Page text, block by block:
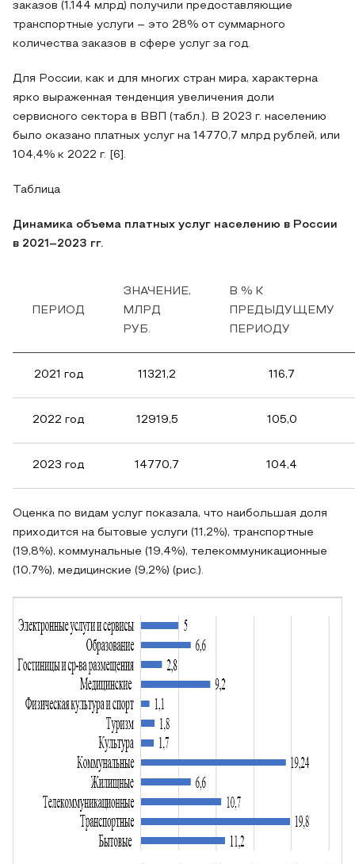
заказов (1,144 млрд) получили предоставляющие
транспортные услуги – это 28% от суммарного
количества заказов в сфере услуг за год.
Для России, как и для многих стран мира, характерна
ярко выраженная тенденция увеличения доли
сервисного сектора в ВВП (табл.). В 2023 г. населению
было оказано платных услуг на 14770,7 млрд рублей, или
104,4% к 2022 г. [6].
Таблица
Динамика объема платных услуг населению в России
в 2021–2023 гг.
ПЕРИОД
ЗНАЧЕНИЕ,
МЛРД
РУБ.
В % К
ПРЕДЫДУЩЕМУ
ПЕРИОДУ
2021 год 11321,2 116,7
2022 год 12919,5 105,0
2023 год 14770,7 104,4
Оценка по видам услуг показала, что наибольшая доля
приходится на бытовые услуги (11,2%), транспортные
(19,8%), коммунальные (19,4%), телекоммуникационные
(10,7%), медицинские (9,2%) (рис.).